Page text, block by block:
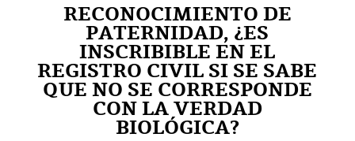
RECONOCIMIENTO DE
PATERNIDAD, ¿ES
INSCRIBIBLE EN EL
REGISTRO CIVIL SI SE SABE
QUE NO SE CORRESPONDE
CON LA VERDAD
BIOLÓGICA?